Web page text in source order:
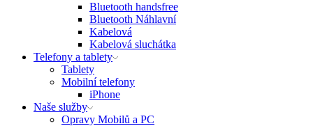
Bluetooth handsfree
Bluetooth Náhlavní
Kabelová
Kabelová sluchátka
Telefony a tablety
Tablety
Mobilní telefony
iPhone
Naše služby
Opravy Mobilů a PC